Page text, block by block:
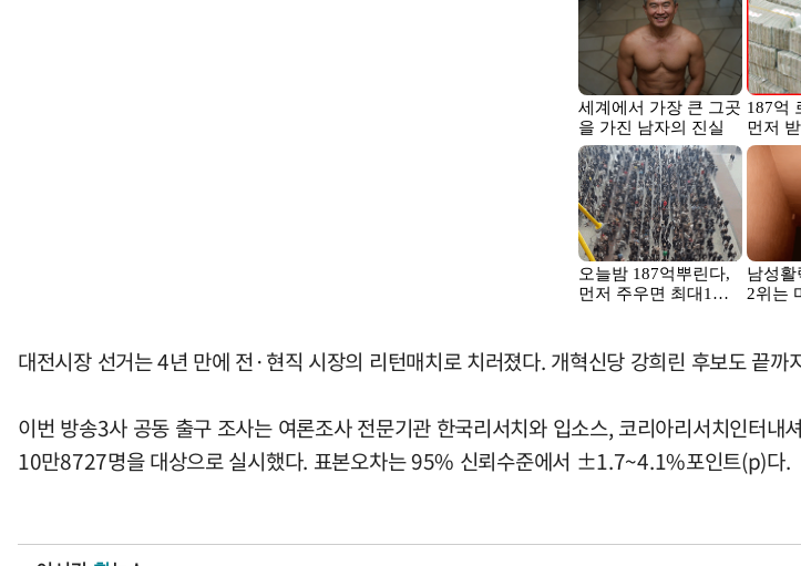
대전시장 선거는 4년 만에 전·현직 시장의 리턴매치로 치러졌다. 개혁신당 강희린 후보도 끝까
이번 방송3사 공동 출구 조사는 여론조사 전문기관 한국리서치와 입소스, 코리아리서치인터
10만8727명을 대상으로 실시했다. 표본오차는 95% 신뢰수준에서 ±1.7~4.1%포인트(p)다.